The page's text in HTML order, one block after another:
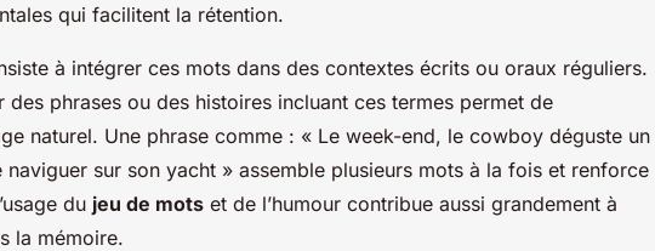
qui facilitent la rétention.
à intégrer ces mots dans des contextes écrits ou oraux réguliers.
des phrases ou des histoires incluant ces termes permet de
naturel. Une phrase comme : « Le week-end, le cowboy déguste un
sur son yacht » assemble plusieurs mots à la fois et renforce
du jeu de mots et de l’humour contribue aussi grandement à
la mémoire.